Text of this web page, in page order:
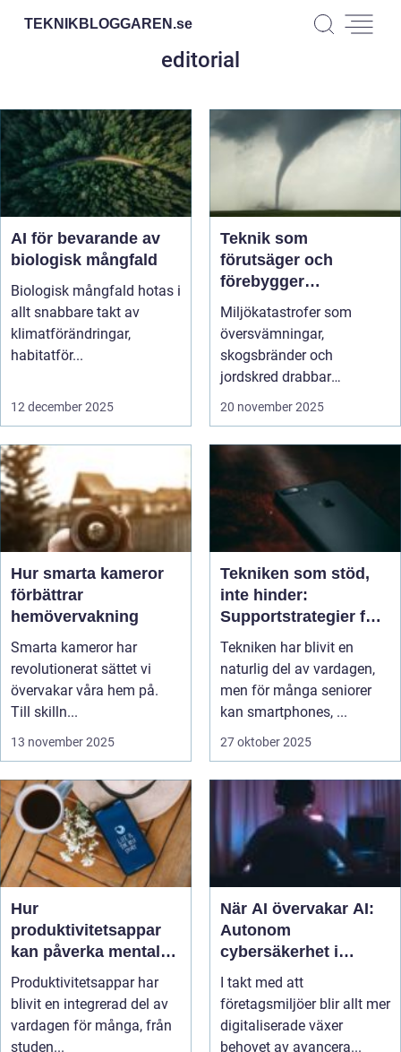
TEKNIKBLOGGAREN.se
editorial
AI för bevarande av
biologisk mångfald
Biologisk mångfald hotas i
allt snabbare takt av
klimatförändringar,
habitatför...
12 december 2025
Teknik som
förutsäger och
förebygger
miljökatastrofer i
realtid
Miljökatastrofer som
översvämningar,
skogsbränder och
jordskred drabbar
miljonta...
20 november 2025
Hur smarta kameror
förbättrar
hemövervakning
Smarta kameror har
revolutionerat sättet vi
övervakar våra hem på.
Till skilln...
13 november 2025
Tekniken som stöd,
inte hinder:
Supportstrategier för
seniorer
Tekniken har blivit en
naturlig del av vardagen,
men för många seniorer
kan smartphones, ...
27 oktober 2025
Hur
produktivitetsappar
kan påverka mental
hälsa – både positivt
och negativt
Produktivitetsappar har
blivit en integrerad del av
vardagen för många, från
studen...
När AI övervakar AI:
Autonom
cybersäkerhet i
företagsmiljöer
I takt med att
företagsmiljöer blir allt mer
digitaliserade växer
behovet av avancera...